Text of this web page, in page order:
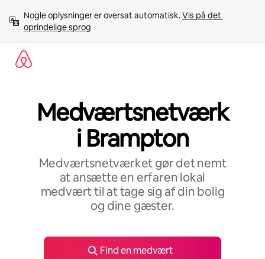
videre
indhold
Nogle oplysninger er oversat automatisk. Vis på det
oprindelige sprog
Medværtsnetværk
i Brampton
Medværtsnetværket gør det nemt
at ansætte en erfaren lokal
medvært til at tage sig af din bolig
og dine gæster.
Find en medvært